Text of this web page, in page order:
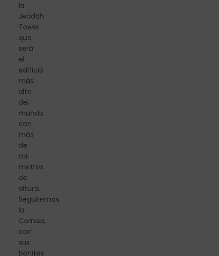
la
Jeddah
Tower
que
será
el
edificio
más
alto
del
mundo
con
más
de
mil
metros
de
altura.
Seguiremos
la
Cornisa,
con
sus
bonitas